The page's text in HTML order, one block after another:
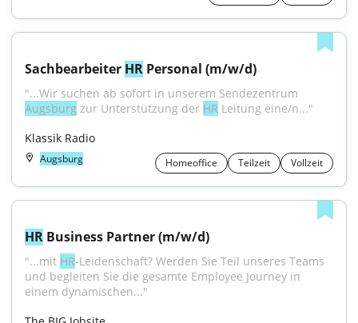
Sachbearbeiter HR Personal (m/w/d)
Augsburg zur Unterstützung der HR Leitung eine/n..."
Klassik Radio
Augsburg Homeoffice Teilzeit Vollzeit
HR Business Partner (m/w/d)
"...mit HR-Leidenschaft? Werden Sie Teil unseres Teams
und begleiten Sie die gesamte Employee Journey in
einem dynamischen..."